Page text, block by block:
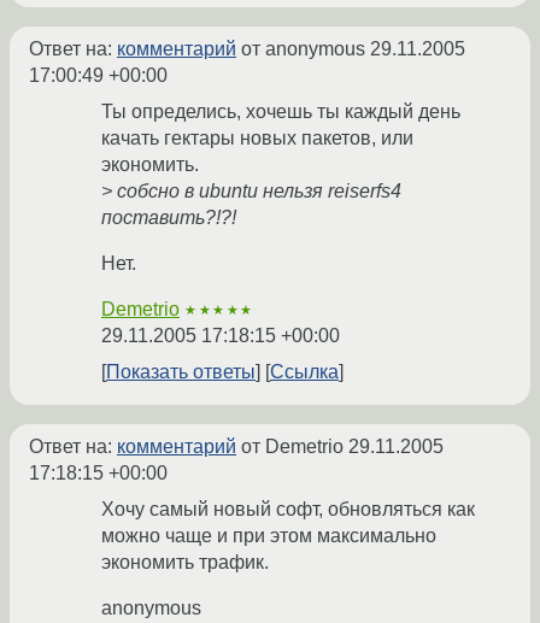
Ответ на: комментарий от anonymous 29.11.2005
17:00:49 +00:00
Ты определись, хочешь ты каждый день
качать гектары новых пакетов, или
экономить.
> собсно в ubuntu нельзя reiserfs4
поставить?!?!
Нет.
Demetrio ★★★★★
29.11.2005 17:18:15 +00:00
Показать ответы
Ссылка
Ответ на: комментарий от Demetrio 29.11.2005
17:18:15 +00:00
Хочу самый новый софт, обновляться как
можно чаще и при этом максимально
экономить трафик.
anonymous